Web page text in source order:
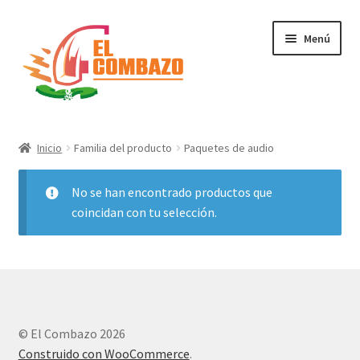
Menú
DJ, Audio e Iluminación PRO
Grabación de Audio & Video
Marcas
Inicio Familia del producto Paquetes de audio
No se han encontrado productos que
coincidan con tu selección.
© El Combazo 2026
Construido con WooCommerce.